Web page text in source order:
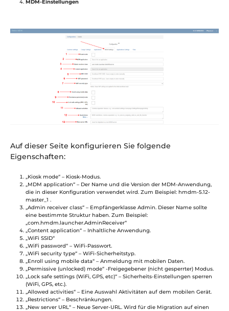
MDM-Einstellungen
Auf dieser Seite konfigurieren Sie folgende
Eigenschaften:
„Kiosk mode“ – Kiosk-Modus.
„MDM application“ – Der Name und die Version der MDM-Anwendung,
die in dieser Konfiguration verwendet wird. Zum Beispiel: hmdm-5.12-
master_1 .
„Admin receiver class“ – Empfängerklasse Admin. Dieser Name sollte
eine bestimmte Struktur haben. Zum Beispiel:
„com.hmdm.launcher.AdminReceiver“
„Content application“ – Inhaltliche Anwendung.
„WiFi SSID“
„WiFi password“ – WiFi-Passwort.
„WiFi security type“ – WiFi-Sicherheitstyp.
„Enroll using mobile data“ – Anmeldung mit mobilen Daten.
„Permissive (unlocked) mode“ -Freigegebener (nicht gesperrter) Modus.
„Lock safe settings (WiFi, GPS, etc)“ – Sicherheits-Einstellungen sperren
(WiFi, GPS, etc.).
„Allowed activities“ – Eine Auswahl Aktivitäten auf dem mobilen Gerät.
„Restrictions“ – Beschränkungen.
„New server URL“ – Neue Server-URL. Wird für die Migration auf einen